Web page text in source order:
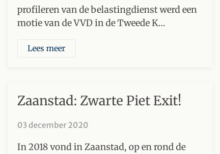
profileren van de belastingdienst werd een
motie van de VVD in de Tweede K…
Lees meer
Zaanstad: Zwarte Piet Exit!
03 december 2020
In 2018 vond in Zaanstad, op en rond de